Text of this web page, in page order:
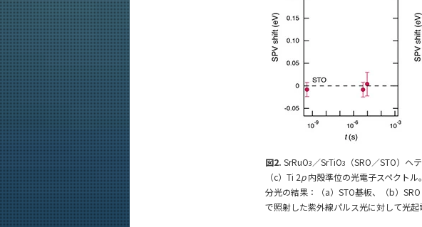
図2. SrRuO3 ／SrTiO3 （SRO／STO）
（c）Ti 2p内殻準位の光電子スペクトル
分光の結果：（a）STO基板、（b）
で照射した紫外線パルス光に対して光